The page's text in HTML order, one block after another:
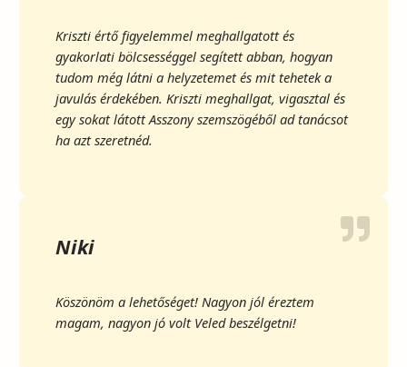
Kriszti értő figyelemmel meghallgatott és
gyakorlati bölcsességgel segített abban, hogyan
tudom még látni a helyzetemet és mit tehetek a
javulás érdekében. Kriszti meghallgat, vigasztal és
egy sokat látott Asszony szemszögéből ad tanácsot
ha azt szeretnéd.
Niki
Köszönöm a lehetőséget! Nagyon jól éreztem
magam, nagyon jó volt Veled beszélgetni!